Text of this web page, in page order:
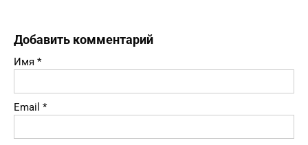
Добавить комментарий
Имя *
Email *